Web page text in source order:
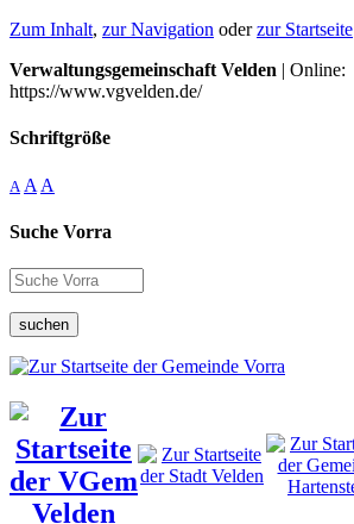
Zum Inhalt, zur Navigation oderzur Startseite
Verwaltungsgemeinschaft Velden | Online:
https://www.vgvelden.de/
Schriftgröße
A A A
Suche Vorra
suchen